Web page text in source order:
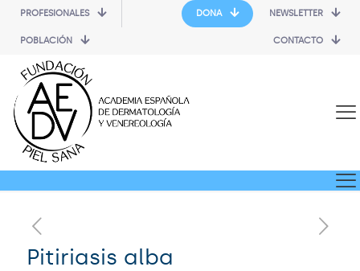
PROFESIONALES
POBLACIÓN
DONA NEWSLETTER
CONTACTO
Pitiriasis alba